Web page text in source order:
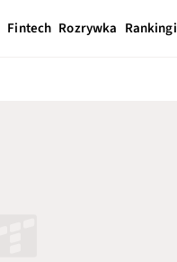
Fintech Rozrywka Rankingi